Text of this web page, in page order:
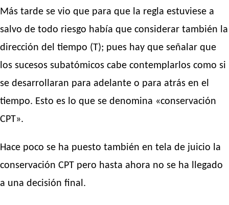
Más tarde se vio que para que la regla estuviese a
salvo de todo riesgo había que considerar también la
dirección del tiempo (T); pues hay que señalar que
los sucesos subatómicos cabe contemplarlos como si
se desarrollaran para adelante o para atrás en el
tiempo. Esto es lo que se denomina «conservación
CPT».
Hace poco se ha puesto también en tela de juicio la
conservación CPT pero hasta ahora no se ha llegado
a una decisión final.